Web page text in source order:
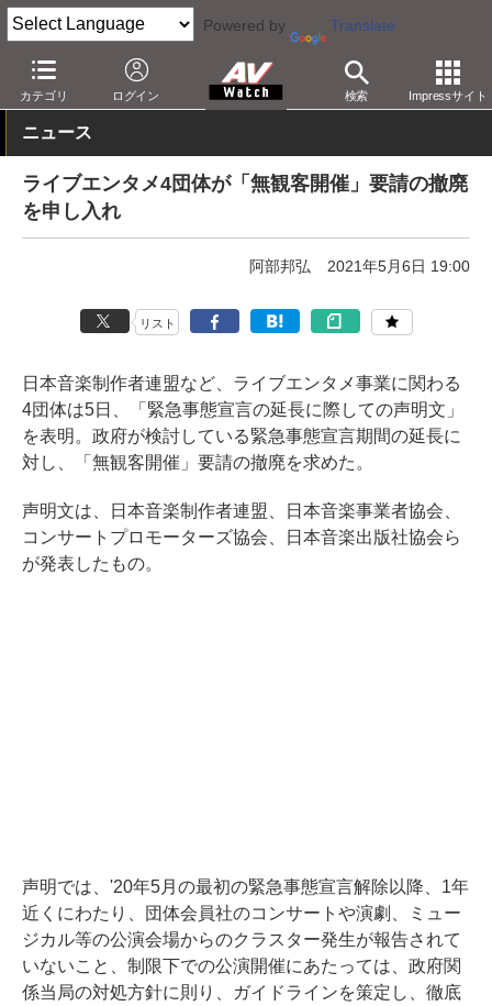
Powered by Translate
カテゴリ ログイン 検索 Impressサイト
AV Watch 動向 その他
ニュース
ライブエンタメ4団体が「無観客開催」要請の撤廃
を申し入れ
阿部邦弘 2021年5月6日 19:00
リスト
日本音楽制作者連盟など、ライブエンタメ事業に関わる
4団体は5日、「緊急事態宣言の延長に際しての声明文」
を表明。政府が検討している緊急事態宣言期間の延長に
対し、「無観客開催」要請の撤廃を求めた。
声明文は、日本音楽制作者連盟、日本音楽事業者協会、
コンサートプロモーターズ協会、日本音楽出版社協会ら
が発表したもの。
声明では、'20年5月の最初の緊急事態宣言解除以降、1年
近くにわたり、団体会員社のコンサートや演劇、ミュー
ジカル等の公演会場からのクラスター発生が報告されて
いないこと、制限下での公演開催にあたっては、政府関
係当局の対処方針に則り、ガイドラインを策定し、徹底